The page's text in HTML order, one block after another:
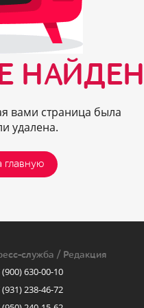
вами страница была
удалена.
главную
служба / Редакция
(900) 630-00-10
(931) 238-46-72